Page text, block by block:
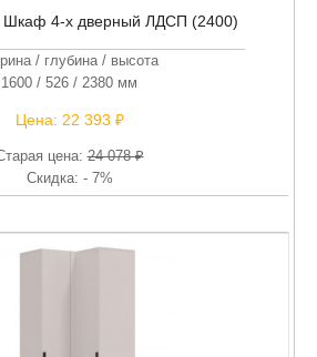
Шкаф 4-х дверный ЛДСП (2400)
/ глубина / высота
1600 / 526 / 2380 мм
Цена: 22 393 ₽
цена:24 078 ₽
Скидка: - 7%